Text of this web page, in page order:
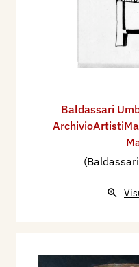
Baldassari